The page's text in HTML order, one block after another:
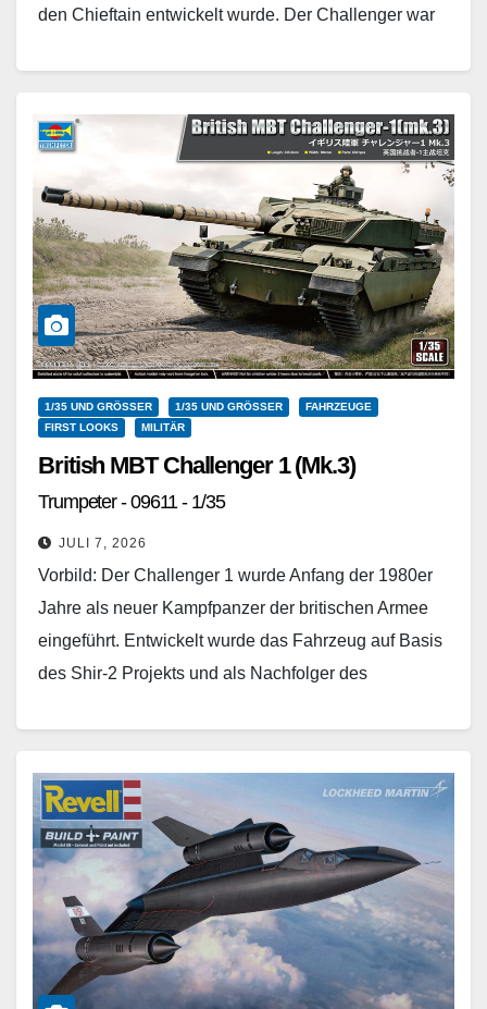
den Chieftain entwickelt wurde. Der Challenger war
Weiterlesen
1/35 UND GRÖSSER 1/35 UND GRÖSSER
FAHRZEUGE
FIRST LOOKS
MILITÄR
British MBT Challenger 1 (Mk.3)
Trumpeter - 09611 - 1/35
JULI 7, 2026
Vorbild: Der Challenger 1 wurde Anfang der 1980er
Jahre als neuer Kampfpanzer der britischen Armee
eingeführt. Entwickelt wurde das Fahrzeug auf Basis
des Shir-2 Projekts und als Nachfolger des